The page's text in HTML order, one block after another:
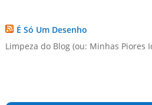
É Só Um Desenho
Limpeza do Blog (ou: Minhas Piores